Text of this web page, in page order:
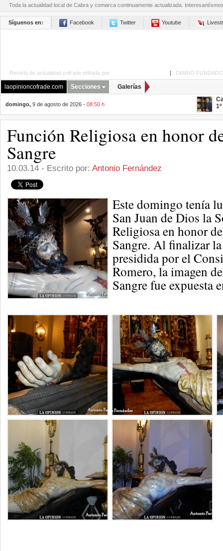
Toda la actualidad local de Cabra y comarca continuamente actualizada.
Síguenos en: Facebook Twitter Youtube
Revista de actualidad cofrade editada por | DIARIO
laopinioncofrade.com Secciones Galerías
domingo, 9 de agosto de 2026 - 08:50 h
Función Religiosa en honor
Sangre
10.03.14 - Escrito por: Antonio Fernández
Este domingo tenía
San Juan de Dios la
Religiosa en honor
Sangre. Al finalizar
presidida por el
Romero, la imagen
Sangre fue expuesta